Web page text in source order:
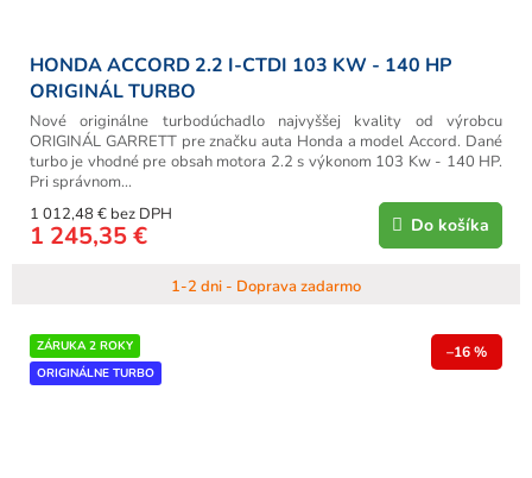
HONDA ACCORD 2.2 I-CTDI 103 KW - 140 HP
ORIGINÁL TURBO
1-2 dni - Doprava zadarmo
1 012,48 € bez DPH
1 245,35 € Do košíka
Nové originálne turbodúchadlo najvyššej kvality od výrobcu
ORIGINÁL GARRETT pre značku auta Honda a model Accord. Dané
turbo je vhodné pre obsah motora 2.2 s výkonom 103 Kw - 140 HP.
Pri správnom...
ZÁRUKA 2 ROKY
ORIGINÁLNE TURBO
–16 %